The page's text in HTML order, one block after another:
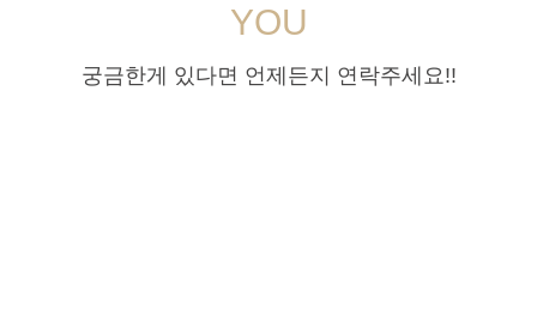
YOU
궁금한게 있다면 언제든지 연락주세요!!